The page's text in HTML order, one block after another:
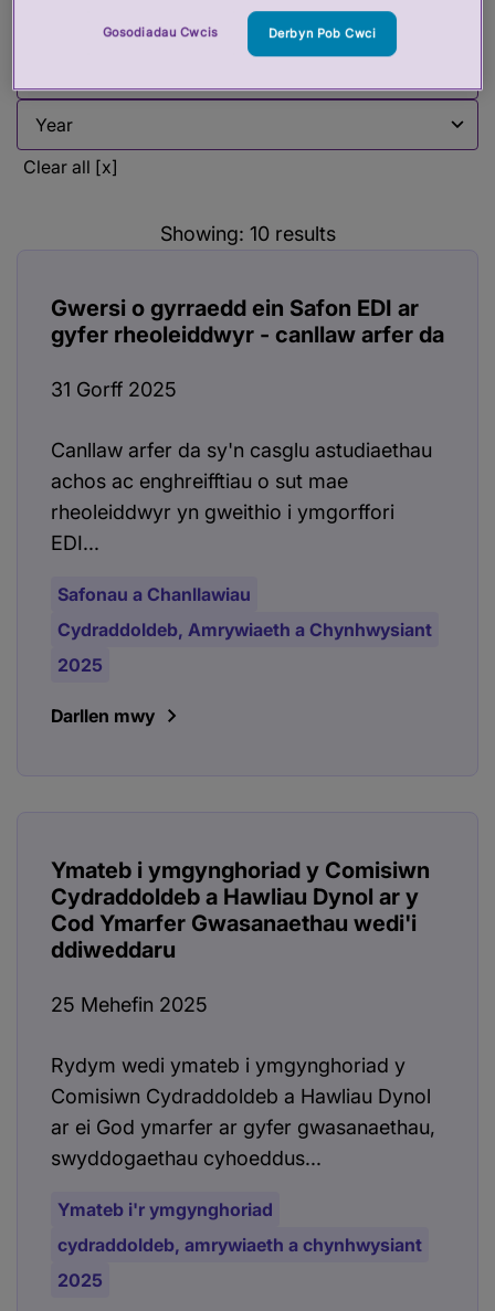
Filter by
Clear all [x]
Showing: 10 results
Gwersi o gyrraedd ein Safon EDI ar
gyfer rheoleiddwyr - canllaw arfer da
31 Gorff 2025
Canllaw arfer da sy'n casglu astudiaethau
achos ac enghreifftiau o sut mae
rheoleiddwyr yn gweithio i ymgorffori
EDI...
Safonau a Chanllawiau
Cydraddoldeb, Amrywiaeth a Chynhwysiant
2025
Darllen mwy
Ymateb i ymgynghoriad y Comisiwn
Cydraddoldeb a Hawliau Dynol ar y
Cod Ymarfer Gwasanaethau wedi'i
ddiweddaru
25 Mehefin 2025
Rydym wedi ymateb i ymgynghoriad y
Comisiwn Cydraddoldeb a Hawliau Dynol
ar ei God ymarfer ar gyfer gwasanaethau,
swyddogaethau cyhoeddus...
Ymateb i'r ymgynghoriad
cydraddoldeb, amrywiaeth a chynhwysiant
2025
Gosodiadau Cwcis Derbyn Pob Cwci